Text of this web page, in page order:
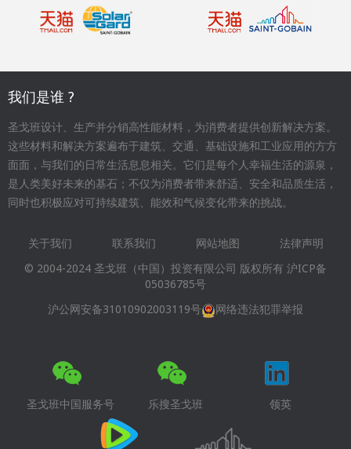
我们是谁 ?
圣戈班设计、生产并分销高性能材料，为消费者提供创新解决方案。
这些材料和解决方案遍布于建筑、交通、基础设施和工业应用的方方
面面，与我们的日常生活息息相关。它们是每个人幸福生活的源泉，
是人类美好未来的基石；不仅为消费者带来舒适、安全和品质生活，
同时也积极应对可持续建筑、能效和气候变化带来的挑战。
Footer
menu
关于我们 联系我们 网站地图
法律声明
© 2004-2024 圣戈班（中国）投资有限公司 版权所有 沪ICP备
05036785号
沪公网安备31010902003119号
网络违法犯罪举报
圣戈班中国服务号 乐搜圣戈班 领英